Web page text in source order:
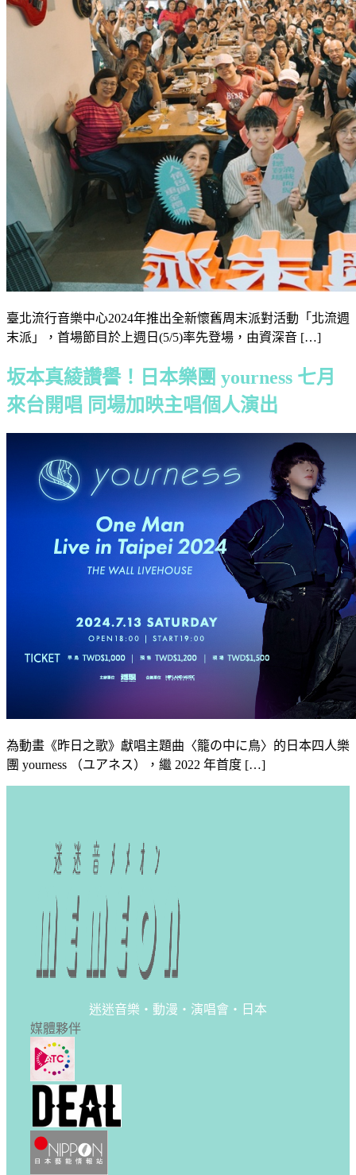
臺北流行音樂中心2024年推出全新懷舊周末派對活動「北流週
末派」，首場節目於上週日(5/5)率先登場，由資深音 […]
坂本真綾讚譽！日本樂團 yourness 七月
來台開唱 同場加映主唱個人演出
為動畫《昨日之歌》獻唱主題曲〈籠の中に鳥〉的日本四人樂
團 yourness （ユアネス），繼 2022 年首度 […]
迷迷音樂・動漫・演唱會・日本
媒體夥伴